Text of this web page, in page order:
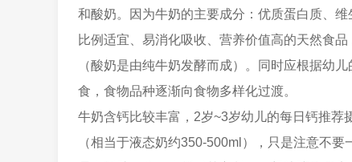
和酸奶。因为牛奶的主要成分：优质蛋白质、
比例适宜、易消化吸收、营养价值高的天然食
（酸奶是由纯牛奶发酵而成）。同时应根据幼
食，食物品种逐渐向食物多样化过渡。
牛奶含钙比较丰富，2岁~3岁幼儿的每日钙推荐
（相当于液态奶约350-500ml），只是注意不